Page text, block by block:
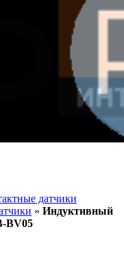
датчики
» Индуктивный
BV05